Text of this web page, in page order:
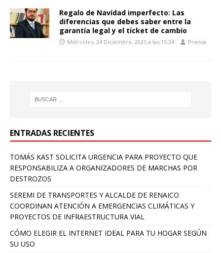
Regalo de Navidad imperfecto: Las
diferencias que debes saber entre la
garantía legal y el ticket de cambio
Miércoles, 24 Diciembre, 2025 a las 15:34 Prensa
ENTRADAS RECIENTES
TOMÁS KAST SOLICITA URGENCIA PARA PROYECTO QUE
RESPONSABILIZA A ORGANIZADORES DE MARCHAS POR
DESTROZOS
SEREMI DE TRANSPORTES Y ALCALDE DE RENAICO
COORDINAN ATENCIÓN A EMERGENCIAS CLIMÁTICAS Y
PROYECTOS DE INFRAESTRUCTURA VIAL
CÓMO ELEGIR EL INTERNET IDEAL PARA TU HOGAR SEGÚN
SU USO